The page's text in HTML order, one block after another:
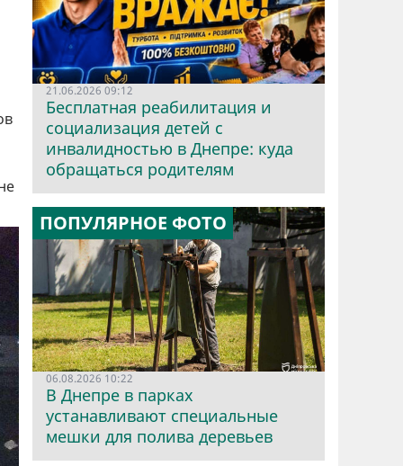
21.06.2026 09:12
Бесплатная реабилитация и
социализация детей с
инвалидностью в Днепре: куда
обращаться родителям
ПОПУЛЯРНОЕ ФОТО
06.08.2026 10:22
В Днепре в парках
устанавливают специальные
мешки для полива деревьев